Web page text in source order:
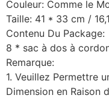
Couleur: Comme le
Taille: 41 * 33 cm /
Contenu Du Package:
8 * sac à dos à
Remarque:
1. Veuillez Permettre
Dimension en Raison